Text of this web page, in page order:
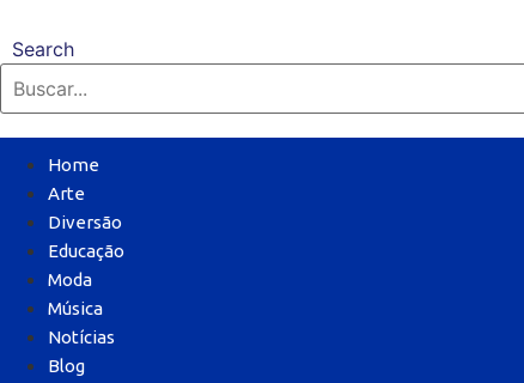
Search
Home
Arte
Diversão
Educação
Moda
Música
Notícias
Blog